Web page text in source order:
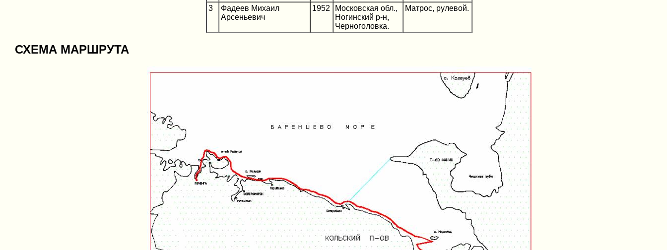
3
Фадеев Михаил
Арсеньевич
1952
Московская обл.,
Ногинский р-н,
Черноголовка.
Матрос, рулевой.
СХЕМА МАРШРУТА